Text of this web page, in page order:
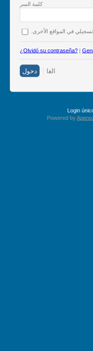
كلمة السر
في المواقع الأخرى.
¿Olvidó su contraseña? |
Login
Powered by